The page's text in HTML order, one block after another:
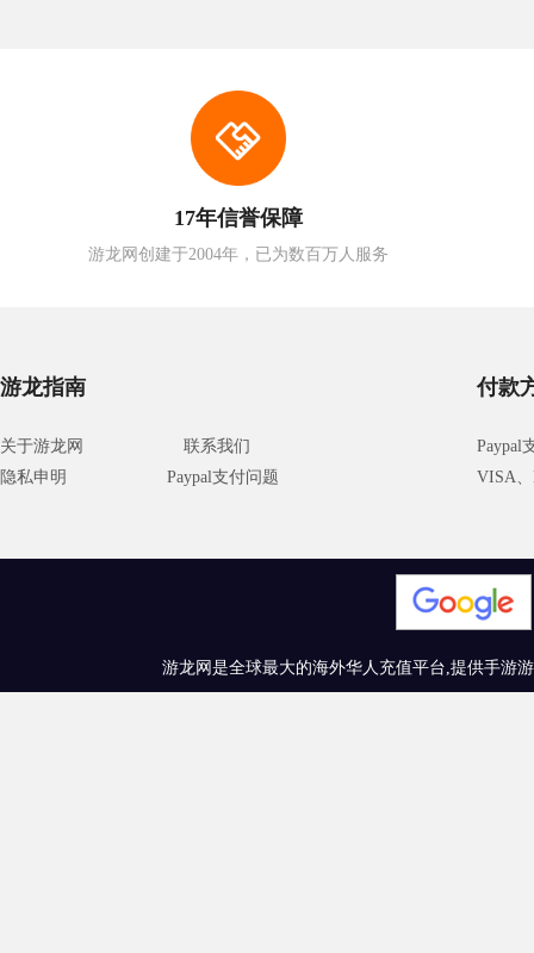
17年信誉保障
游龙网创建于2004年，已为数百万人服务
游龙指南
关于游龙网
联系我们
隐私申明
Paypal支付问题
付款
Paypal
VISA、
游龙网是全球最大的海外华人充值平台,提供手游